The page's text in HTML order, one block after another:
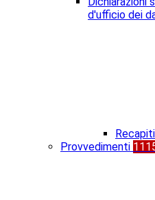
d'ufficio dei
Provvedimenti